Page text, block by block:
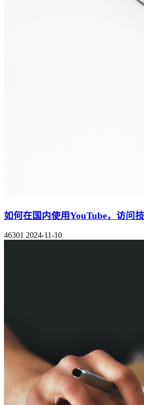
如何在国内使用YouTube，访问
46301 2024-11-10